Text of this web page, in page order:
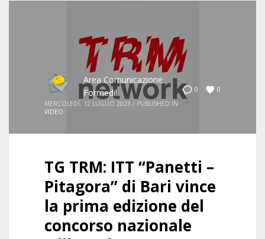
0 0
Area Comunicazione
Formedil
MERCOLEDÌ, 12 LUGLIO 2023 / PUBLISHED IN
VIDEO
TG TRM: ITT “Panetti –
Pitagora” di Bari vince
la prima edizione del
concorso nazionale